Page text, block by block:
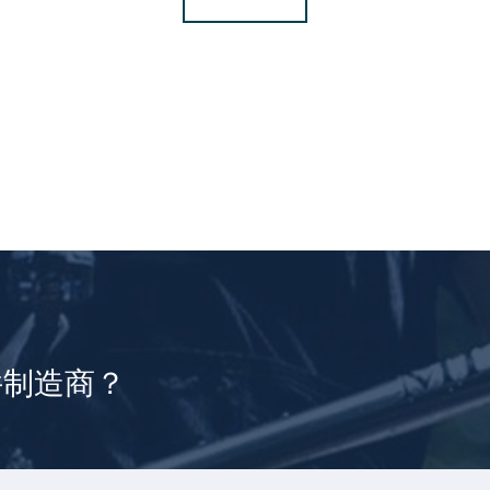
造商？